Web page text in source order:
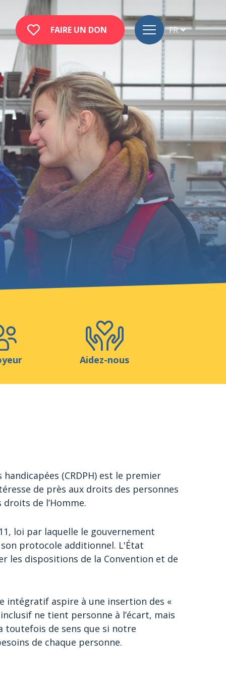
FAIRE UN DON FR
Aidez-nous
(CRDPH) est le premier
de près aux droits des personnes
de l’Homme.
loi par laquelle le gouvernement
protocole additionnel. L'État
les dispositions de la Convention et de
intégratif aspire à une insertion des «
ne tient personne à l’écart, mais
toutefois de sens que si notre
de chaque personne.